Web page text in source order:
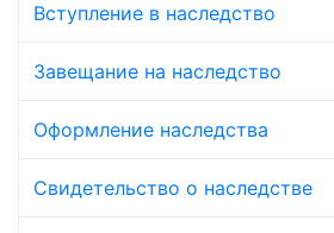
Вступление в наследство
Завещание на наследство
Оформление наследства
Свидетельство о наследстве